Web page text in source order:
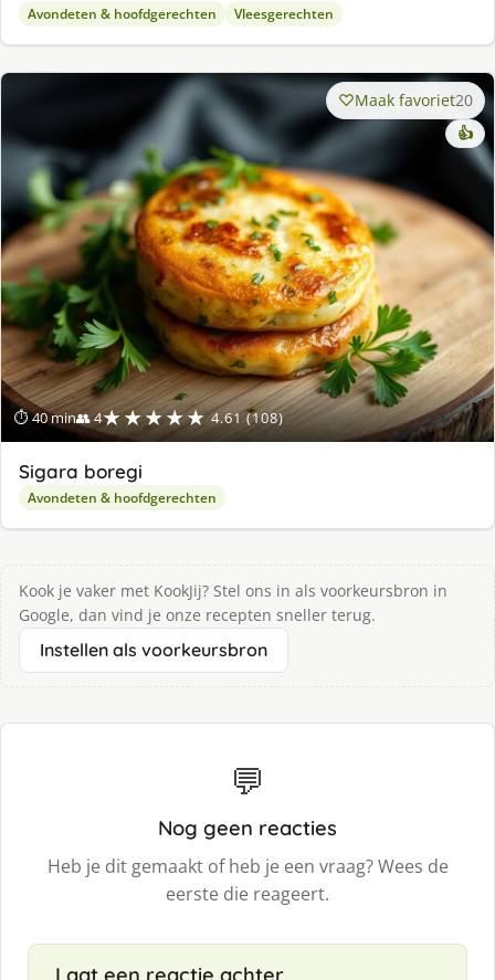
Avondeten & hoofdgerechten Vleesgerechten
⏱ 40 min👥 4★★★★★ 4.61 (108)
Maak favoriet20
👍
Sigara boregi
Avondeten & hoofdgerechten
Kook je vaker met KookJij? Stel ons in als voorkeursbron in
Google, dan vind je onze recepten sneller terug.
Instellen als voorkeursbron
💬
Nog geen reacties
Heb je dit gemaakt of heb je een vraag? Wees de
eerste die reageert.